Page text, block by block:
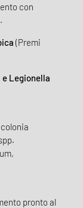
con
(Premi
Legionella
pronto al